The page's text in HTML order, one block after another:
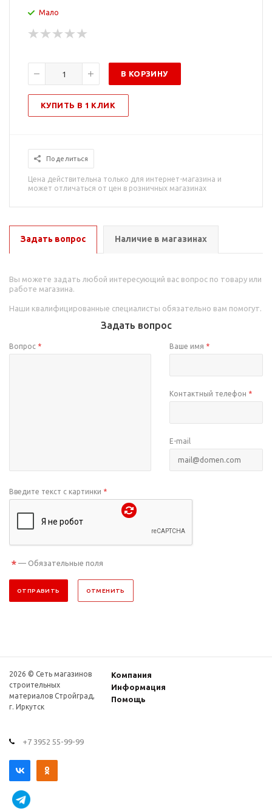
Мало
В КОРЗИНУ
КУПИТЬ В 1 КЛИК
Поделиться
Цена действительна только для интернет-магазина и
может отличаться от цен в розничных магазинах
Задать вопрос Наличие в магазинах
Вы можете задать любой интересующий вас вопрос по товару или
работе магазина.
Наши квалифицированные специалисты обязательно вам помогут.
Задать вопрос
Вопрос * Ваше имя *
Контактный телефон *
E-mail
Введите текст с картинки *
* — Обязательные поля
ОТПРАВИТЬ ОТМЕНИТЬ
2026 © Сеть магазинов
строительных
материалов Стройград,
г. Иркутск
Компания
Информация
Помощь
+7 3952 55-99-99